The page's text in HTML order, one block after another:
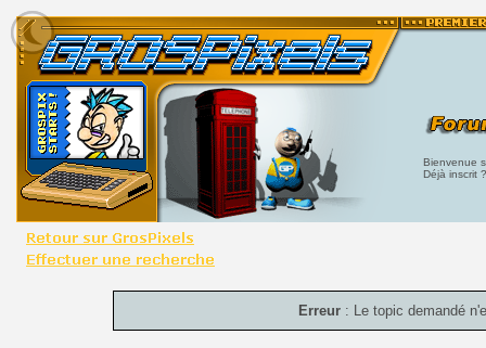
Bienvenue
Déjà inscrit
Erreur: Le topic demandé